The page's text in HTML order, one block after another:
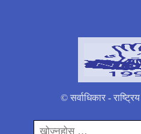
© सर्वाधिकार -
यसको